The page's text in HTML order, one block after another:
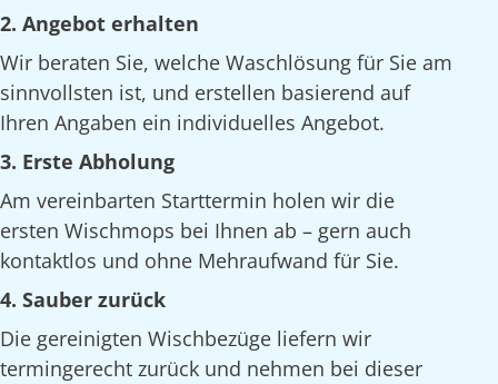
2. Angebot erhalten
Wir beraten Sie, welche Waschlösung für Sie am
sinnvollsten ist, und erstellen basierend auf
Ihren Angaben ein individuelles Angebot.
3. Erste Abholung
Am vereinbarten Starttermin holen wir die
ersten Wischmops bei Ihnen ab – gern auch
kontaktlos und ohne Mehraufwand für Sie.
4. Sauber zurück
Die gereinigten Wischbezüge liefern wir
termingerecht zurück und nehmen bei dieser